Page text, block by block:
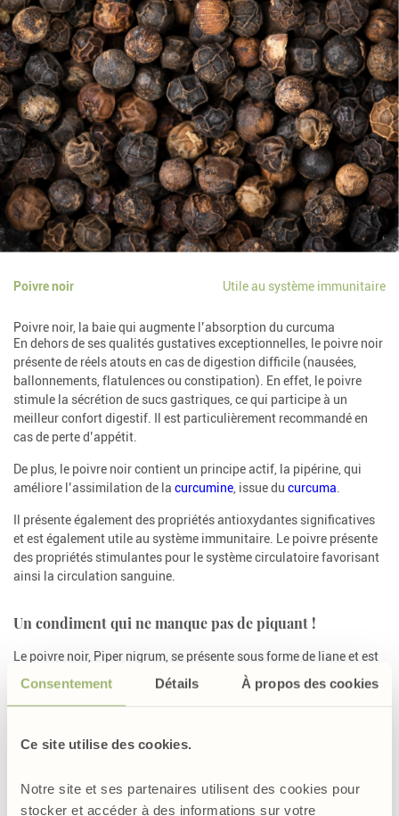
Consentement Détails À propos des cookies
Ce site utilise des cookies.
Notre site et ses partenaires utilisent des cookies pour
stocker et accéder à des informations sur votre
Poivre noir Utile au système immunitaire
Poivre noir, la baie qui augmente l’absorption du curcuma
En dehors de ses qualités gustatives exceptionnelles, le poivre noir
présente de réels atouts en cas de digestion difficile (nausées,
ballonnements, flatulences ou constipation). En effet, le poivre
stimule la sécrétion de sucs gastriques, ce qui participe à un
meilleur confort digestif. Il est particulièrement recommandé en
cas de perte d’appétit.
De plus, le poivre noir contient un principe actif, la pipérine, qui
améliore l’assimilation de la curcumine , issue du curcuma
Il présente également des propriétés antioxydantes significatives
et est également utile au système immunitaire. Le poivre présente
des propriétés stimulantes pour le système circulatoire favorisant
ainsi la circulation sanguine.
Un condiment qui ne manque pas de piquant !
Le poivre noir, Piper nigrum, se présente sous forme de liane et est
issue de la famille des Pipéracées. Il est originaire de la côte de
Malabar, au Sud-Ouest de l’Inde. On le cultive principalement dans
atteindre jusqu’à 20 mètres de longueur. Elle porte des baies
Les fruits renferment une essence aromatique riche en camphène,